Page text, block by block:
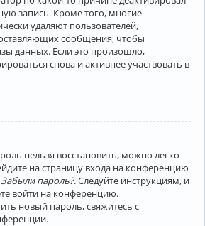
запись. Кроме того, многие
удаляют пользователей,
сообщения, чтобы
данных. Если это произошло,
снова и активнее участвовать в
нельзя восстановить, можно легко
на страницу входа на конференцию
Забыли пароль?. Следуйте инструкциям, и
войти на конференцию.
новый пароль, свяжитесь с